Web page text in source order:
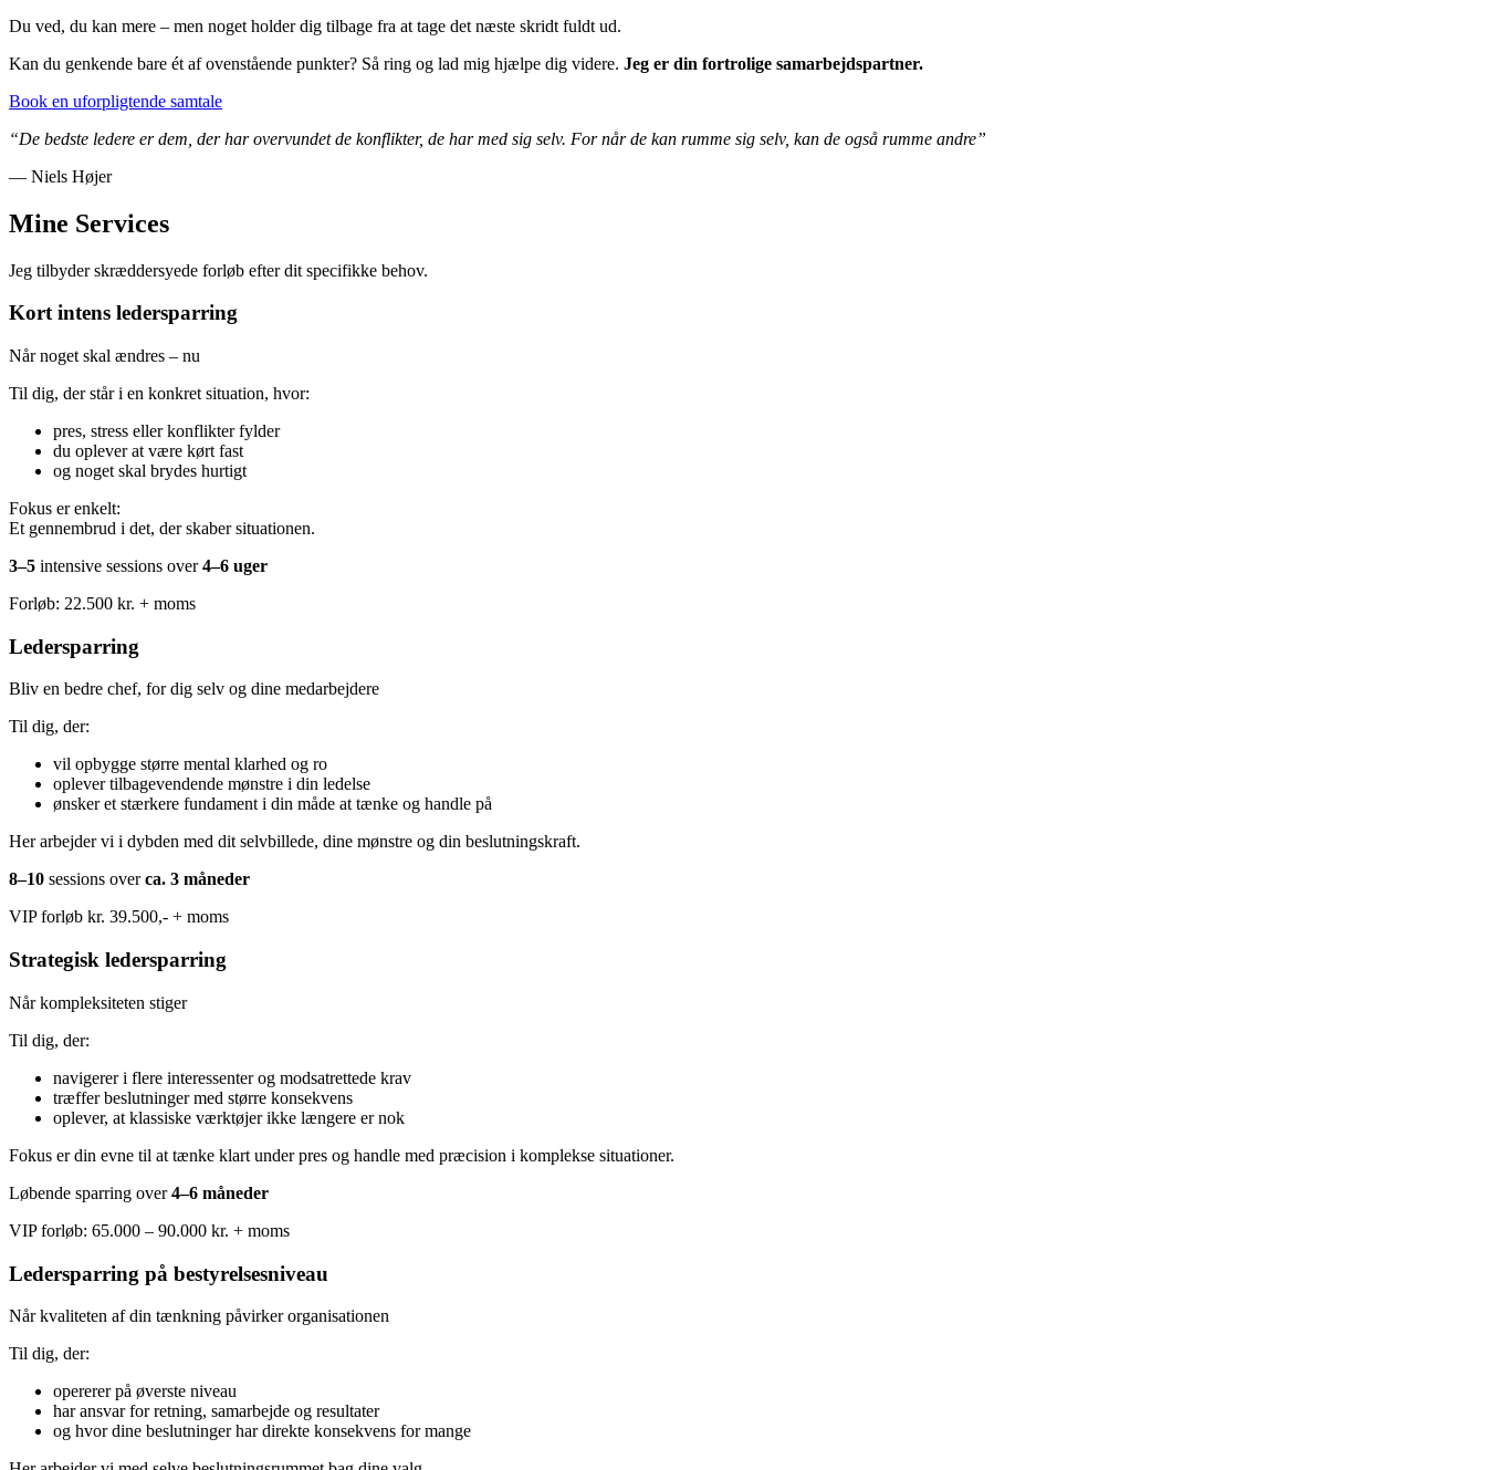
Du ved, du kan mere – men noget holder dig tilbage fra at tage det næste skridt fuldt ud.
Kan du genkende bare ét af ovenstående punkter? Så ring og lad mig hjælpe dig videre. Jeg er din fortrolige samarbejdspartner.
Book en uforpligtende samtale
“De bedste ledere er dem, der har overvundet de konflikter, de har med sig selv. For når de kan rumme sig selv, kan de også rumme andre”
— Niels Højer
Mine Services
Jeg tilbyder skræddersyede forløb efter dit specifikke behov.
Kort intens ledersparring
Når noget skal ændres – nu
Til dig, der står i en konkret situation, hvor:
pres, stress eller konflikter fylder
du oplever at være kørt fast
og noget skal brydes hurtigt
Fokus er enkelt:
Et gennembrud i det, der skaber situationen.
3–5 intensive sessions over4–6 uger
Forløb: 22.500 kr. + moms
Ledersparring
Bliv en bedre chef, for dig selv og dine medarbejdere
Til dig, der:
vil opbygge større mental klarhed og ro
oplever tilbagevendende mønstre i din ledelse
ønsker et stærkere fundament i din måde at tænke og handle på
Her arbejder vi i dybden med dit selvbillede, dine mønstre og din beslutningskraft.
8–10 sessions overca. 3 måneder
VIP forløb kr. 39.500,- + moms
Strategisk ledersparring
Når kompleksiteten stiger
Til dig, der:
navigerer i flere interessenter og modsatrettede krav
træffer beslutninger med større konsekvens
oplever, at klassiske værktøjer ikke længere er nok
Fokus er din evne til at tænke klart under pres og handle med præcision i komplekse situationer.
Løbende sparring over4–6 måneder
VIP forløb: 65.000 – 90.000 kr. + moms
Ledersparring på bestyrelsesniveau
Når kvaliteten af din tænkning påvirker organisationen
Til dig, der:
opererer på øverste niveau
har ansvar for retning, samarbejde og resultater
og hvor dine beslutninger har direkte konsekvens for mange